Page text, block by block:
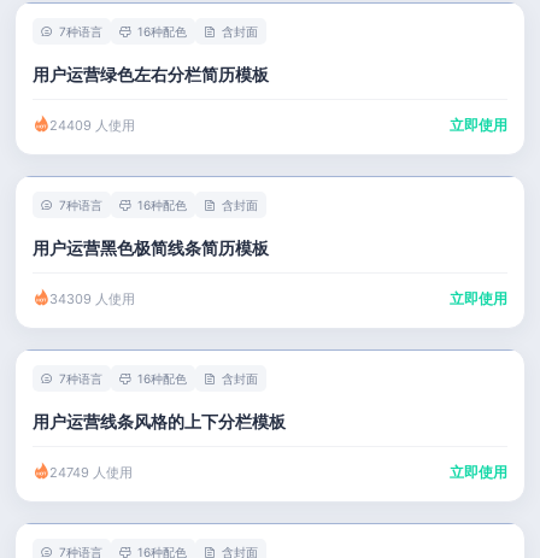
7种语言 16种配色 含封面
用户运营绿色左右分栏简历模板
24409 人使用 立即使用
7种语言 16种配色 含封面
用户运营黑色极简线条简历模板
34309 人使用 立即使用
7种语言 16种配色 含封面
用户运营线条风格的上下分栏模板
24749 人使用 立即使用
7种语言 16种配色 含封面